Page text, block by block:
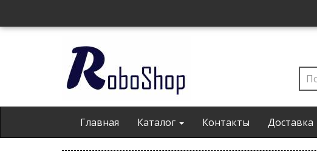
Главная Каталог Контакты Доставка